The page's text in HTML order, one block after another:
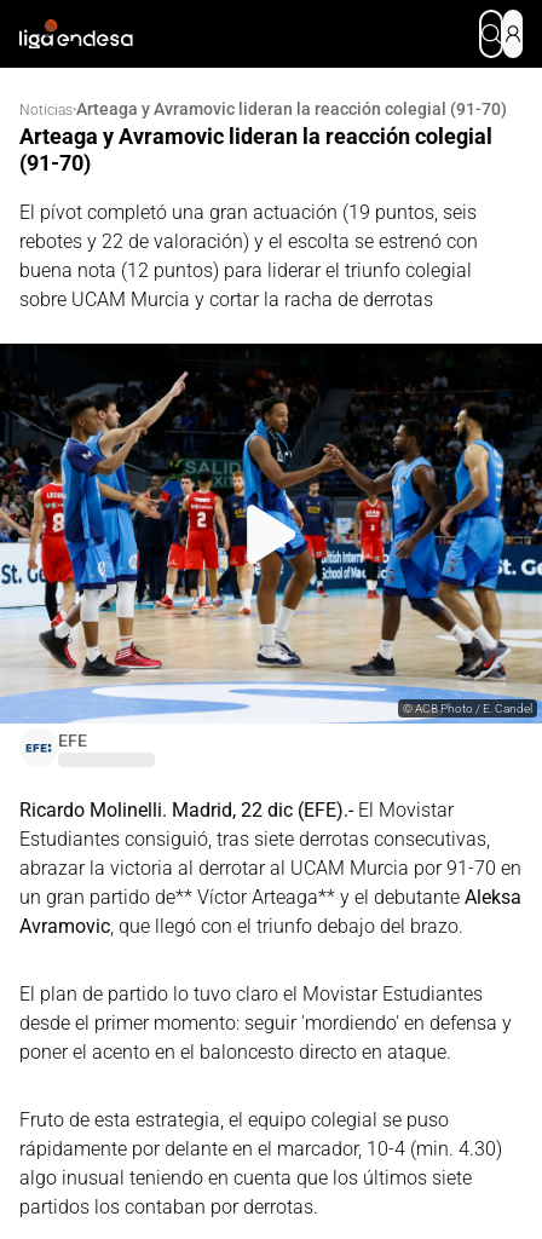
Noticias·Arteaga y Avramovic lideran la reacción colegial (91-70)
Arteaga y Avramovic lideran la reacción colegial
(91-70)
El pívot completó una gran actuación (19 puntos, seis
rebotes y 22 de valoración) y el escolta se estrenó con
buena nota (12 puntos) para liderar el triunfo colegial
sobre UCAM Murcia y cortar la racha de derrotas
EFE
©ACB Photo / E. Candel
Ricardo Molinelli. Madrid, 22 dic (EFE).-El Movistar
Estudiantes consiguió, tras siete derrotas consecutivas,
abrazar la victoria al derrotar al UCAM Murcia por 91-70 en
un gran partido de** Víctor Arteaga** y el debutante Aleksa
Avramovic , que llegó con el triunfo debajo del brazo.
El plan de partido lo tuvo claro el Movistar Estudiantes
desde el primer momento: seguir 'mordiendo' en defensa y
poner el acento en el baloncesto directo en ataque.
Fruto de esta estrategia, el equipo colegial se puso
rápidamente por delante en el marcador, 10-4 (min. 4.30)
algo inusual teniendo en cuenta que los últimos siete
partidos los contaban por derrotas.